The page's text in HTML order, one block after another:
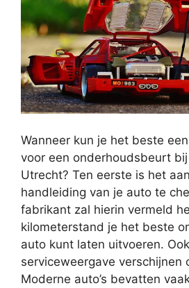
Wanneer kun je het beste
voor een onderhoudsbeurt
Utrecht? Ten eerste is het
handleiding van je auto te
fabrikant zal hierin vermeld
kilometerstand je het beste
auto kunt laten uitvoeren.
serviceweergave verschijnen
Moderne auto’s bevatten